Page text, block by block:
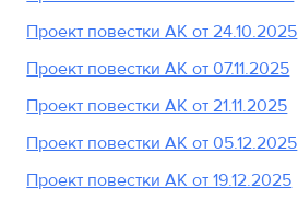
Проект повестки АК от 24.10.2025
Проект повестки АК от 07.11.2025
Проект повестки АК от 21.11.2025
Проект повестки АК от 05.12.2025
Проект повестки АК от 19.12.2025